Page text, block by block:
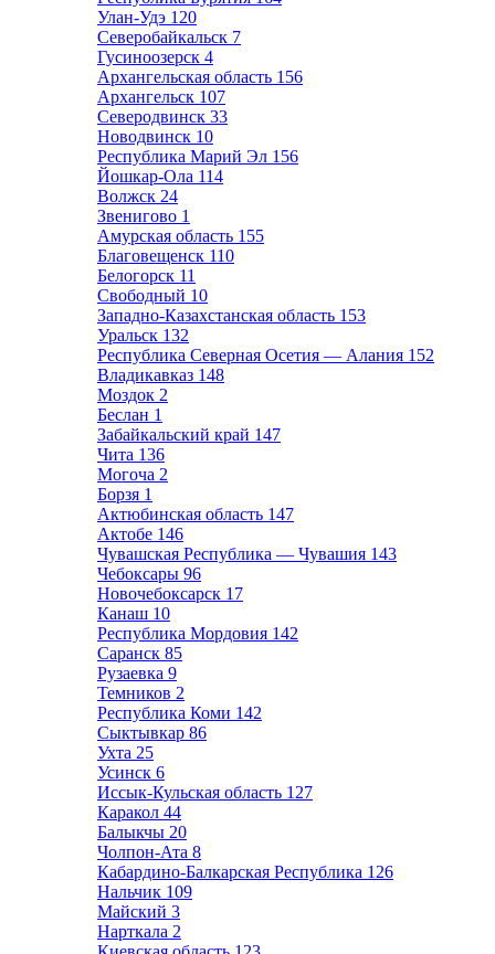
Улан-Удэ 120
Северобайкальск 7
Гусиноозерск 4
Архангельская область 156
Архангельск 107
Северодвинск 33
Новодвинск 10
Республика Марий Эл 156
Йошкар-Ола 114
Волжск 24
Звенигово 1
Амурская область 155
Благовещенск 110
Белогорск 11
Свободный 10
Западно-Казахстанская область 153
Уральск 132
Республика Северная Осетия — Алания 152
Владикавказ 148
Моздок 2
Беслан 1
Забайкальский край 147
Чита 136
Могоча 2
Борзя 1
Актюбинская область 147
Актобе 146
Чувашская Республика — Чувашия 143
Чебоксары 96
Новочебоксарск 17
Канаш 10
Республика Мордовия 142
Саранск 85
Рузаевка 9
Темников 2
Республика Коми 142
Сыктывкар 86
Ухта 25
Усинск 6
Иссык-Кульская область 127
Каракол 44
Балыкчы 20
Чолпон-Ата 8
Кабардино-Балкарская Республика 126
Нальчик 109
Майский 3
Нарткала 2